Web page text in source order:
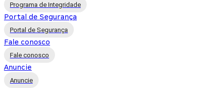
Programa de Integridade
Portal de Segurança
Portal de Segurança
Fale conosco
Fale conosco
Anuncie
Anuncie